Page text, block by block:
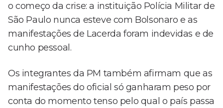
o começo da crise: a instituição Polícia Militar de
São Paulo nunca esteve com Bolsonaro e as
manifestações de Lacerda foram indevidas e de
cunho pessoal.
Os integrantes da PM também afirmam que as
manifestações do oficial só ganharam peso por
conta do momento tenso pelo qual o país passa